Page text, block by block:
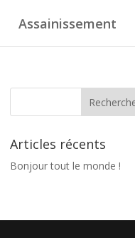
Assainissement
Articles récents
Bonjour tout le monde !